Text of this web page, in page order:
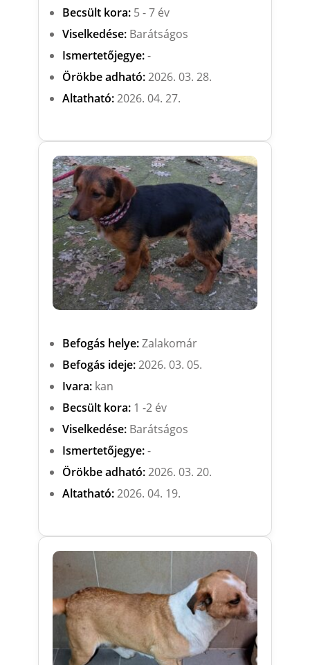
Becsült kora:5 - 7 év
Viselkedése:Barátságos
Ismertetőjegye:-
Örökbe adható:2026. 03. 28.
Altatható:2026. 04. 27.
Befogás helye:Zalakomár
Befogás ideje:2026. 03. 05.
Ivara:kan
Becsült kora:1 -2 év
Viselkedése:Barátságos
Ismertetőjegye:-
Örökbe adható:2026. 03. 20.
Altatható:2026. 04. 19.